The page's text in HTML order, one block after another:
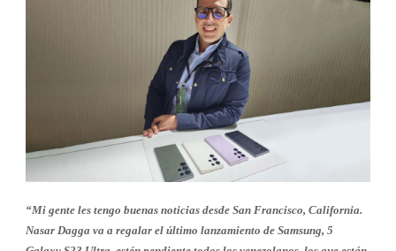
“Mi gente les tengo buenas noticias desde San Francisco, California.
Nasar Dagga va a regalar el último lanzamiento de Samsung, 5